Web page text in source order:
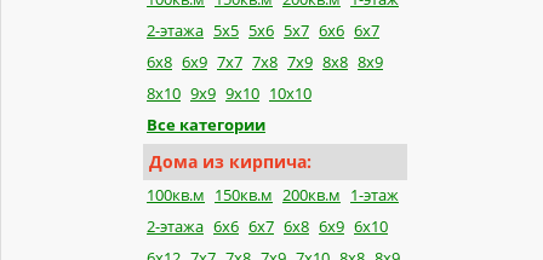
2-этажа 5x5 5x6 5x7 6x6 6x7
6x8 6x9 7x7 7x8 7x9 8x8 8x9
8x10 9x9 9x10 10x10
Все категории
Дома из кирпича:
100кв.м 150кв.м 200кв.м 1-этаж
2-этажа 6x6 6x7 6x8 6x9 6x10